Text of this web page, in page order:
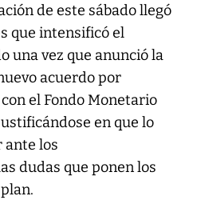
de este sábado llegó
que intensificó el
una vez que anunció la
acuerdo por
el Fondo Monetario
en que lo
ante los
dudas que ponen los